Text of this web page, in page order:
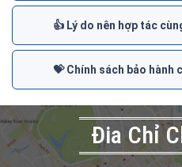
👍 Lý do nên hợp tác
💝 Chính sách bảo hành
Đia Chỉ